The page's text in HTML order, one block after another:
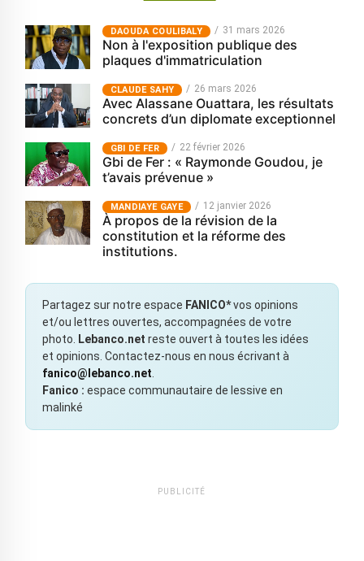
‎DAOUDA COULIBALY 31 mars 2026
Non à l'exposition publique des
plaques d'immatriculation
CLAUDE SAHY 26 mars 2026
Avec Alassane Ouattara, les résultats
concrets d’un diplomate exceptionnel
GBI DE FER 22 février 2026
Gbi de Fer : « Raymonde Goudou, je
t’avais prévenue »
MANDIAYE GAYE 12 janvier 2026
À propos de la révision de la
constitution et la réforme des
institutions.
Partagez sur notre espace FANICO*vos opinions
et/ou lettres ouvertes, accompagnées de votre
photo.
Lebanco.net reste ouvert à toutes les idées
et opinions. Contactez-nous en nous écrivant à
fanico@lebanco.net
Fanico : espace communautaire de lessive en
malinké
PUBLICITÉ